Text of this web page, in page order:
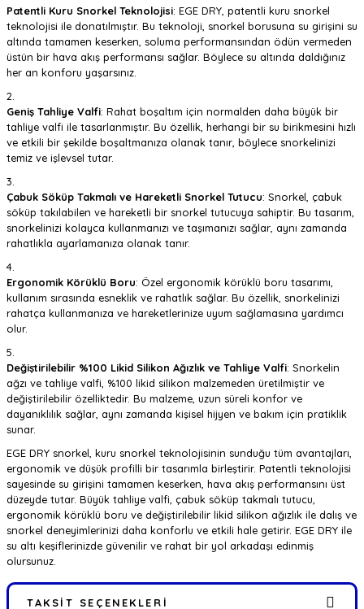
Patentli Kuru Snorkel Teknolojisi: EGE DRY, patentli kuru snorkel
teknolojisi ile donatılmıştır. Bu teknoloji, snorkel borusuna su girişini su
altında tamamen keserken, soluma performansından ödün vermeden
üstün bir hava akış performansı sağlar. Böylece su altında daldığınız
her an konforu yaşarsınız.
Geniş Tahliye Valfi: Rahat boşaltım için normalden daha büyük bir
tahliye valfi ile tasarlanmıştır. Bu özellik, herhangi bir su birikmesini hızlı
ve etkili bir şekilde boşaltmanıza olanak tanır, böylece snorkelinizi
temiz ve işlevsel tutar.
Çabuk Söküp Takmalı ve Hareketli Snorkel Tutucu: Snorkel, çabuk
söküp takılabilen ve hareketli bir snorkel tutucuya sahiptir. Bu tasarım,
snorkelinizi kolayca kullanmanızı ve taşımanızı sağlar, aynı zamanda
rahatlıkla ayarlamanıza olanak tanır.
Ergonomik Körüklü Boru: Özel ergonomik körüklü boru tasarımı,
kullanım sırasında esneklik ve rahatlık sağlar. Bu özellik, snorkelinizi
rahatça kullanmanıza ve hareketlerinize uyum sağlamasına yardımcı
olur.
Değiştirilebilir %100 Likid Silikon Ağızlık ve Tahliye Valfi: Snorkelin
ağzı ve tahliye valfi, %100 likid silikon malzemeden üretilmiştir ve
değiştirilebilir özelliktedir. Bu malzeme, uzun süreli konfor ve
dayanıklılık sağlar, aynı zamanda kişisel hijyen ve bakım için pratiklik
sunar.
EGE DRY snorkel, kuru snorkel teknolojisinin sunduğu tüm avantajları,
ergonomik ve düşük profilli bir tasarımla birleştirir. Patentli teknolojisi
sayesinde su girişini tamamen keserken, hava akış performansını üst
düzeyde tutar. Büyük tahliye valfi, çabuk söküp takmalı tutucu,
ergonomik körüklü boru ve değiştirilebilir likid silikon ağızlık ile dalış ve
snorkel deneyimlerinizi daha konforlu ve etkili hale getirir. EGE DRY ile
su altı keşiflerinizde güvenilir ve rahat bir yol arkadaşı edinmiş
olursunuz.
TAKSIT SEÇENEKLERI